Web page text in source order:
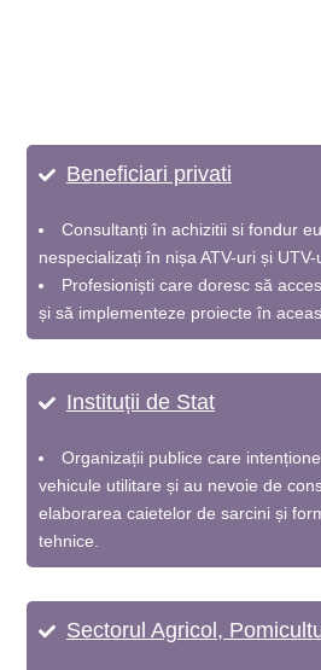
Beneficiari privati
Consultanți în achizitii si fondur
nespecializați în nișa ATV-uri și UTV-
Profesioniști care doresc să
și să implementeze proiecte în
Instituții de Stat
Organizații publice care
vehicule utilitare și au nevoie de
elaborarea caietelor de sarcini și
tehnice.
Sectorul Agricol,